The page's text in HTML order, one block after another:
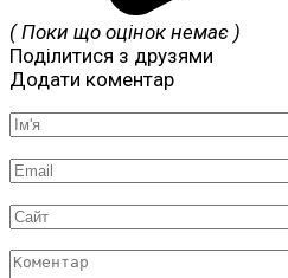
( Поки що оцінок немає )
Поділитися з друзями
Додати коментар
Ім'я
*
Email
*
Сайт
Коментар